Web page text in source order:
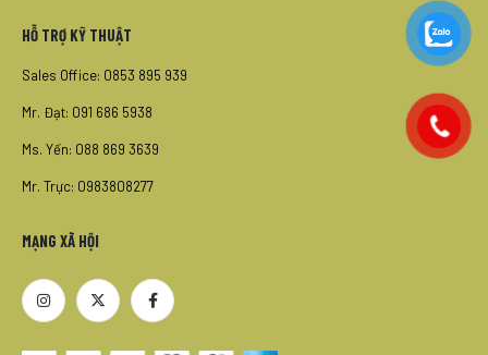
HỖ TRỢ KỸ THUẬT
Sales Office: 0853 895 939
Mr. Đạt: 091 686 5938
Ms. Yến: 088 869 3639
Mr. Trực: 0983808277
MẠNG XÃ HỘI